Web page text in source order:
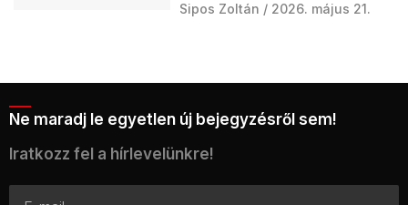
Sipos Zoltán 2026. május 21.
Ne maradj le egyetlen új bejegyzésről sem!
Iratkozz fel a hírlevelünkre!